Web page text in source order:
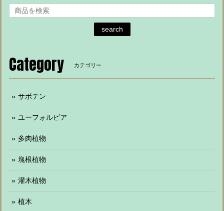
search
Category カテゴリー
サボテン
ユーフォルビア
多肉植物
塊根植物
灌木植物
植木